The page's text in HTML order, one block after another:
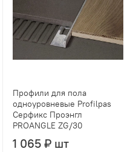
Профили для пола
одноуровневые Profilpas
Серфикс Проэнгл
PROANGLE ZG/30
1 065 ₽ шт